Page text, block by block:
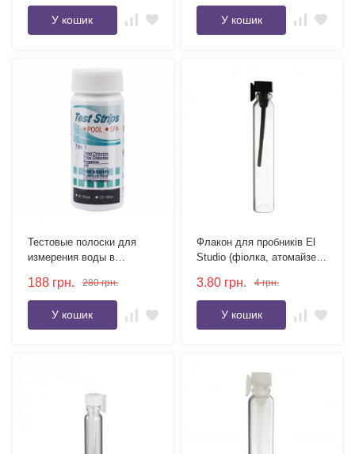
У кошик
Hard), 50 шт
У кошик
Тестовые полоски для
измерения воды в
Free Cl, Br, pH, Alk, CYA,
Total Hard), 50 шт
188 грн. 280 грн.
У кошик
Флакон для пробників El
Studio (фіолка, атомайзер)
3.80 грн. 4 грн.
У кошик